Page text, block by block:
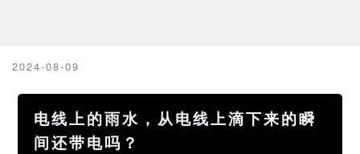
2024-08-09
电线上的雨水，从电线上滴下来的瞬
间还带电吗？